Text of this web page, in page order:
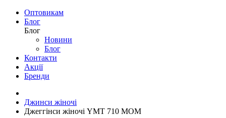
Оптовикам
Блог
Блог
Новини
Блог
Контакти
Акції
Бренди
Джинси жіночі
Джеггінси жіночі YMT 710 МОМ